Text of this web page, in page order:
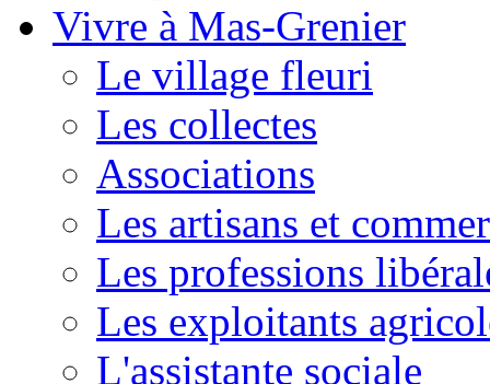
Vivre à Mas-Grenier
Le village fleuri
Les collectes
Associations
Les artisans et
Les professions
Les exploitants
L'assistante sociale